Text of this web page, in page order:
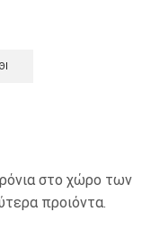
στο χώρο των
προιόντα.